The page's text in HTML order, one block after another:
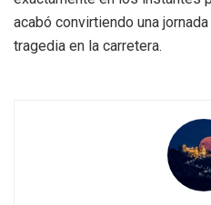
acabó convirtiendo una
tragedia en la carretera.